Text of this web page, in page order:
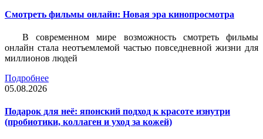
Смотреть фильмы онлайн: Новая эра кинопросмотра
В современном мире возможность смотреть фильмы
онлайн стала неотъемлемой частью повседневной жизни для
миллионов людей
Подробнее
05.08.2026
Подарок для неё: японский подход к красоте изнутри
(пробиотики, коллаген и уход за кожей)